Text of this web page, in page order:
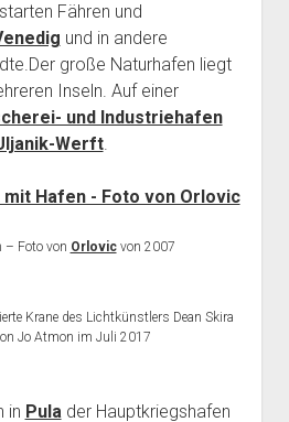
Fähren und
und in andere
große Naturhafen liegt
Inseln. Auf einer
und Industriehafen
Werft.
– Foto von Orlovicvon 2007
Krane des Lichtkünstlers Dean Skira
Jo Atmon im Juli 2017
in Pula der Hauptkriegshafen